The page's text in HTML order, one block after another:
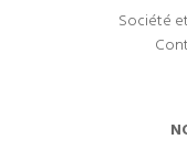
Société